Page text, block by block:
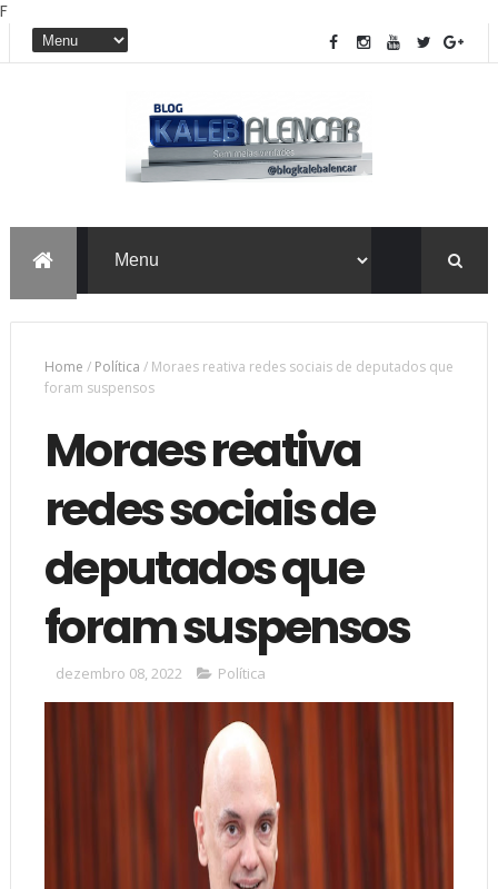
F
Home / Política / Moraes reativa redes sociais de deputados que
foram suspensos
Moraes reativa
redes sociais de
deputados que
foram suspensos
dezembro 08, 2022 Política